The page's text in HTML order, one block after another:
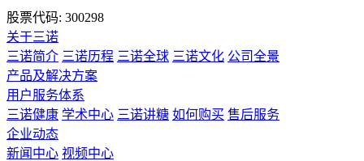
股票代码: 300298
关于三诺
三诺简介 三诺历程 三诺全球 三诺文化 公司全景
产品及解决方案
用户服务体系
三诺健康 学术中心 三诺讲糖 如何购买 售后服务
企业动态
新闻中心 视频中心